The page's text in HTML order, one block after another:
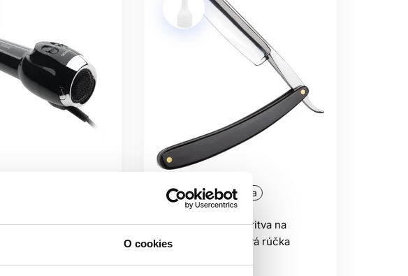
O cookies
Kovové a plastové nástroje sa zvyčajne čistia a
telo strojčeka do vody, ak to výrobca výslovne
BARBER POTREBY?
Pri správnej údržbe pomáhajú dosiahnuť čistejší
komfort klienta aj barbera.
Barburys George
Oficiálna distribúcia
Sibel BARBURYS britva na
holenie 5/8, plastová rúčka